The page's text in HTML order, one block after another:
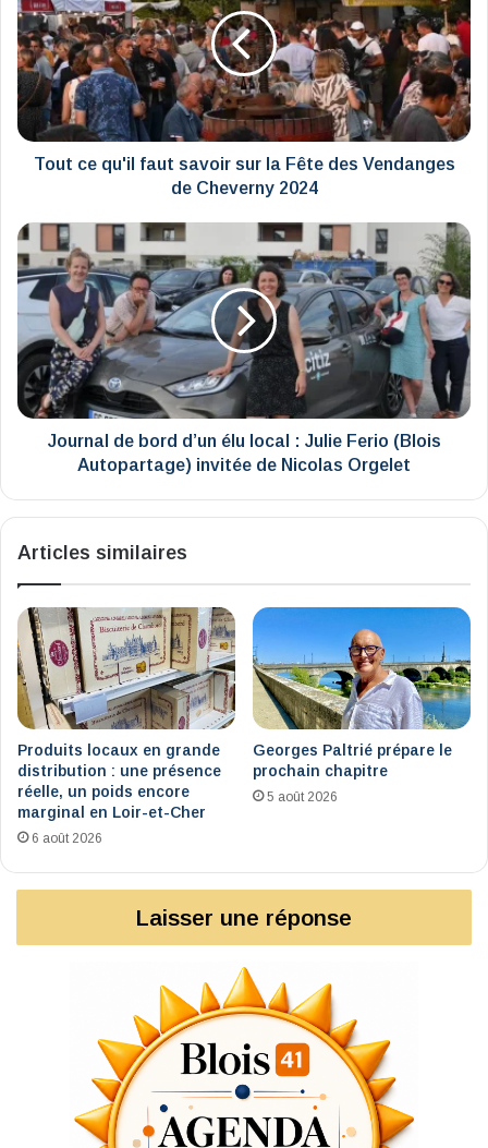
faut
savoir
sur
la
Fête
des
Vendanges
2024
Tout ce qu'il faut savoir sur la Fête des Vendanges
de Cheverny 2024
Journal
de
bord
d’un
local
:
Julie
Ferio
(Blois
Autopartage)
Orgelet
Journal de bord d’un élu local : Julie Ferio (Blois
Autopartage) invitée de Nicolas Orgelet
Articles similaires
Produits locaux en grande
distribution : une présence
réelle, un poids encore
marginal en Loir-et-Cher
6 août 2026
Georges Paltrié prépare le
prochain chapitre
5 août 2026
Laisser une réponse